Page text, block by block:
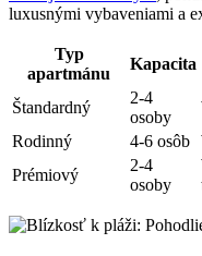
luxusnými vybaveniami a
Typ
apartmánu
Kapacita
Štandardný
2-4
osoby
Rodinný
4-6 osôb
Prémiový
2-4
osoby